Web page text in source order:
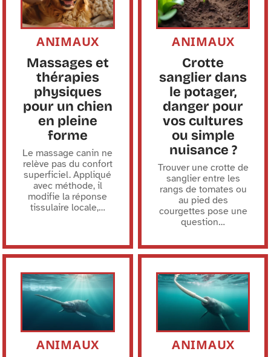
ANIMAUX
Massages et
thérapies
physiques
pour un chien
en pleine
forme
Le massage canin ne
relève pas du confort
superficiel. Appliqué
avec méthode, il
modifie la réponse
tissulaire locale,…
ANIMAUX
Crotte
sanglier dans
le potager,
danger pour
vos cultures
ou simple
nuisance ?
Trouver une crotte de
sanglier entre les
rangs de tomates ou
au pied des
courgettes pose une
question…
ANIMAUX ANIMAUX